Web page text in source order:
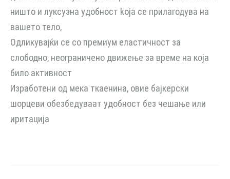
ништо и луксузна удобност koja се прилагодува на
вашето тело,
Одликувајќи се со премиум еластичност за
слободно, неограничено движење за време на која
било активност
Изработени од мека ткаенина, овие бајкерски
шорцеви обезбедуваат удобност без чешање или
иритација